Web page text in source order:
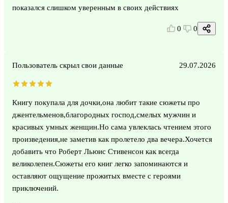
показался слишком уверенным в своих действиях
0 0
Пользователь скрыл свои данные 29.07.2026
Книгу покупала для дочки,она любит такие сюжеты про
джентельменов,благородных господ,смелых мужчин и
красивых умных женщин.Но сама увлеклась чтением этого
произведения,не заметив как пролетело два вечера.Хочется
добавить что Роберт Льюис Стивенсон как всегда
великолепен.Сюжеты его книг легко запоминаются и
оставляют ощущение прожитых вместе с героями
приключений.